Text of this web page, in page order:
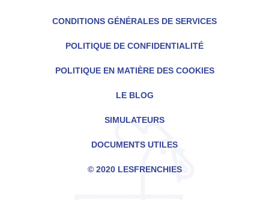
CONDITIONS GÉNÉRALES DE SERVICES
POLITIQUE DE CONFIDENTIALITÉ
POLITIQUE EN MATIÈRE DES COOKIES
LE BLOG
SIMULATEURS
DOCUMENTS UTILES
© 2020 LESFRENCHIES